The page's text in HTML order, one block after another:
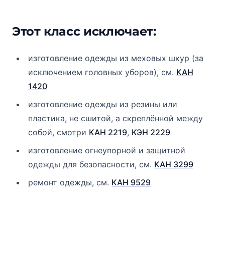
Этот класс исключает:
изготовление одежды из меховых шкур (за
исключением головных уборов), см. КАН
1420
изготовление одежды из резины или
пластика, не сшитой, а скреплённой между
собой, смотри КАН 2219, КЭН 2229
изготовление огнеупорной и защитной
одежды для безопасности, см. КАН 3299
ремонт одежды, см. КАН 9529